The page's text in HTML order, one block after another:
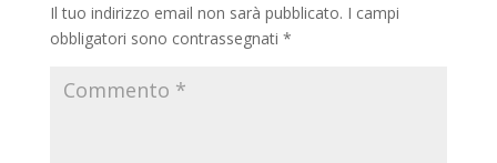
Il tuo indirizzo email non sarà pubblicato. I campi
obbligatori sono contrassegnati *